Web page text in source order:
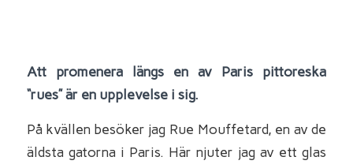
Att promenera längs en av Paris pittoreska
“rues” är en upplevelse i sig.
På kvällen besöker jag Rue Mouffetard, en av de
äldsta gatorna i Paris. Här njuter jag av ett glas